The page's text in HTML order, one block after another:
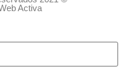
Activa